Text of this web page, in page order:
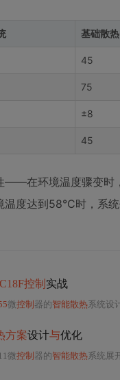
基础散热
45
75
±8
45
——在环境温度骤变时
度达到58°C时，系
控制 实战
微控制 器的智能散热系统设
方案设计与优化
11微控制 器的智能散热系统展开